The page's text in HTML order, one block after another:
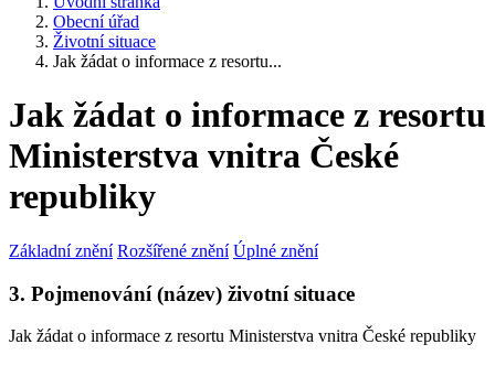
Obecní úřad
Životní situace
Jak žádat o informace z resortu...
Jak žádat o informace z resortu
Ministerstva vnitra České
republiky
Základní znění Rozšířené znění Úplné znění
3. Pojmenování (název) životní situace
Jak žádat o informace z resortu Ministerstva vnitra České republiky